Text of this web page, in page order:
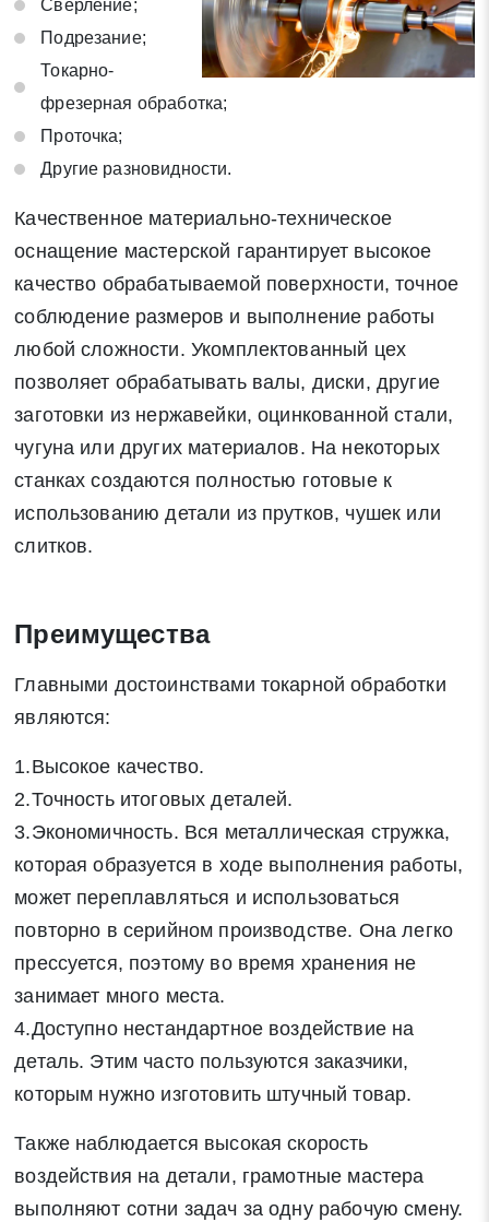
Сверление;
Подрезание;
Токарно-
фрезерная обработка;
Проточка;
Другие разновидности.
Качественное материально-техническое
оснащение мастерской гарантирует высокое
качество обрабатываемой поверхности, точное
соблюдение размеров и выполнение работы
любой сложности. Укомплектованный цех
позволяет обрабатывать валы, диски, другие
заготовки из нержавейки, оцинкованной стали,
чугуна или других материалов. На некоторых
станках создаются полностью готовые к
использованию детали из прутков, чушек или
слитков.
Преимущества
Главными достоинствами токарной обработки
являются:
1.Высокое качество.
2.Точность итоговых деталей.
3.Экономичность. Вся металлическая стружка,
которая образуется в ходе выполнения работы,
может переплавляться и использоваться
повторно в серийном производстве. Она легко
прессуется, поэтому во время хранения не
занимает много места.
4.Доступно нестандартное воздействие на
деталь. Этим часто пользуются заказчики,
которым нужно изготовить штучный товар.
Также наблюдается высокая скорость
воздействия на детали, грамотные мастера
выполняют сотни задач за одну рабочую смену.
Заявка на обратный звонок
Закрыть